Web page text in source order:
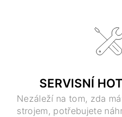
SERVISNÍ
Nezáleží na tom, zda
strojem, potřebujete